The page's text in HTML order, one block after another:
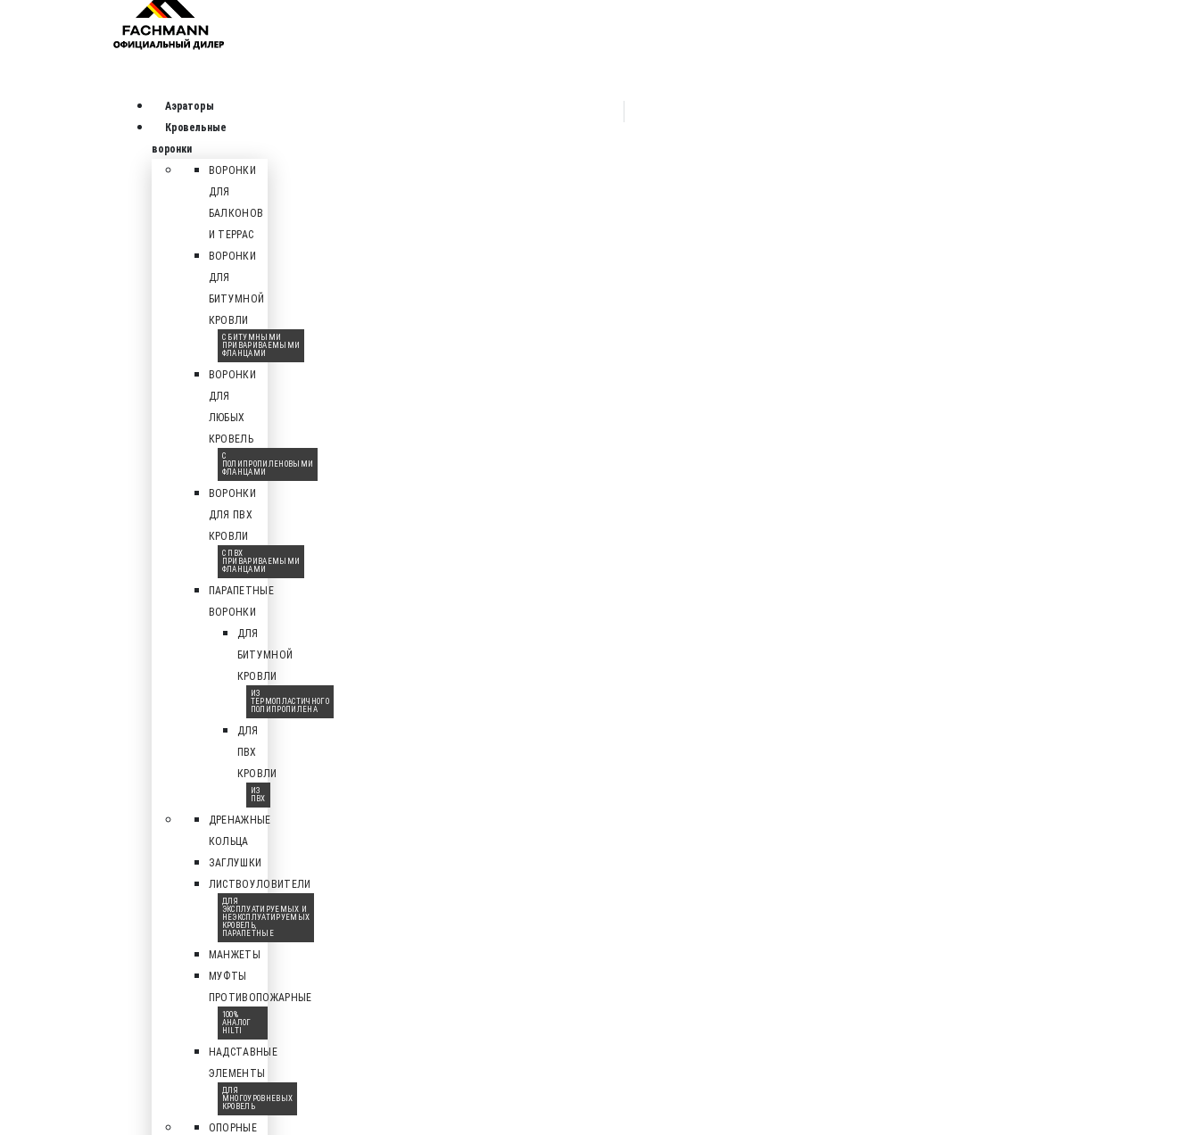
Аэраторы
Кровельные
воронки
ВОРОНКИ
ДЛЯ
БАЛКОНОВ
И ТЕРРАС
ВОРОНКИ
ДЛЯ
БИТУМНОЙ
КРОВЛИ
С БИТУМНЫМИ
ПРИВАРИВАЕМЫМИ
ФЛАНЦАМИ
ВОРОНКИ
ДЛЯ
ЛЮБЫХ
КРОВЕЛЬ
С
ПОЛИПРОПИЛЕНОВЫМИ
ФЛАНЦАМИ
ВОРОНКИ
ДЛЯ ПВХ
КРОВЛИ
С ПВХ
ПРИВАРИВАЕМЫМИ
ФЛАНЦАМИ
ПАРАПЕТНЫЕ
ВОРОНКИ
ДЛЯ
БИТУМНОЙ
КРОВЛИ
ИЗ
ТЕРМОПЛАСТИЧНОГО
ПОЛИПРОПИЛЕНА
ДЛЯ
ПВХ
КРОВЛИ
ИЗ
ПВХ
ДРЕНАЖНЫЕ
КОЛЬЦА
ЗАГЛУШКИ
ЛИСТВОУЛОВИТЕЛИ
ДЛЯ
ЭКСПЛУАТИРУЕМЫХ И
НЕЭКСПЛУАТИРУЕМЫХ
КРОВЕЛЬ,
ПАРАПЕТНЫЕ
МАНЖЕТЫ
МУФТЫ
ПРОТИВОПОЖАРНЫЕ
100%
АНАЛОГ
HILTI
НАДСТАВНЫЕ
ЭЛЕМЕНТЫ
ДЛЯ
МНОГОУРОВНЕВЫХ
КРОВЕЛЬ
ОПОРНЫЕ